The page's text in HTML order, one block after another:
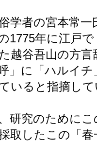
学者の宮本常一
1775年に江戸で
越谷吾山の方言
」に「ハルイチ
いると指摘し
研究のために
取したこの「